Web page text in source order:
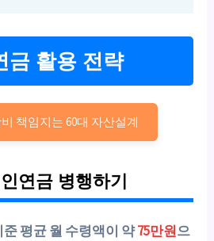
금 활용 전략
책임지는 60대 자산설계
연금 병행하기
준 평균 월 수령액이 약75만원으